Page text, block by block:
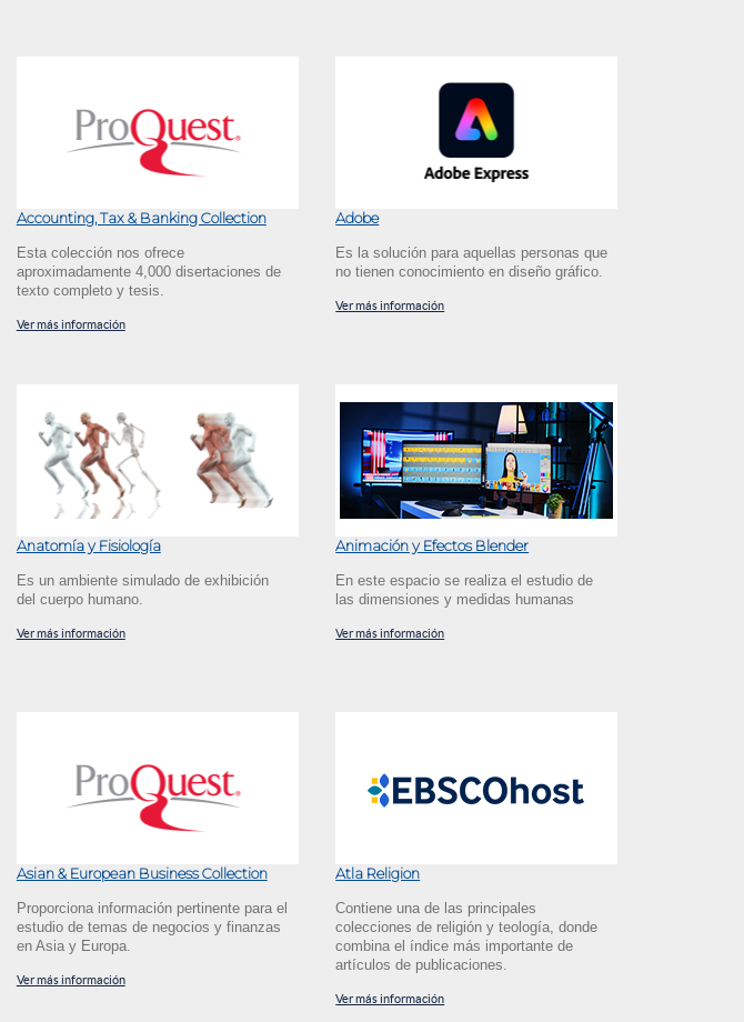
Accounting, Tax & Banking Collection
Esta colección nos ofrece
aproximadamente 4,000 disertaciones de
texto completo y tesis.
Ver más información
Adobe
Es la solución para aquellas personas que
no tienen conocimiento en diseño gráfico.
Ver más información
Anatomía y Fisiología
Es un ambiente simulado de exhibición
del cuerpo humano.
Ver más información
Animación y Efectos Blender
En este espacio se realiza el estudio de
las dimensiones y medidas humanas
Ver más información
Asian & European Business Collection
Proporciona información pertinente para el
estudio de temas de negocios y finanzas
en Asia y Europa.
Ver más información
Atla Religion
Contiene una de las principales
colecciones de religión y teología, donde
combina el índice más importante de
artículos de publicaciones.
Ver más información